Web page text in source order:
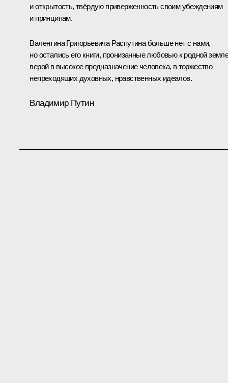
и открытость, твёрдую приверженность своим убеждениям
и принципам.
Валентина Григорьевича Распутина больше нет с нами,
но остались его книги, пронизанные любовью к родной
верой в высокое предназначение человека, в торжество
непреходящих духовных, нравственных идеалов.
Владимир Путин